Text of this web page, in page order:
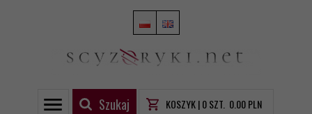
Szukaj KOSZYK |0SZT. 0.00PLN